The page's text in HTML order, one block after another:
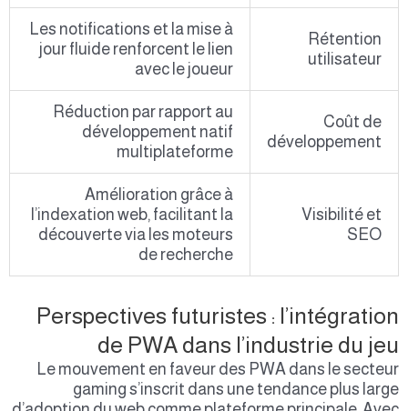
Rétention
utilisateur
Les notifications et la mise à
jour fluide renforcent le lien
avec le joueur
Coût de
développement
Réduction par rapport au
développement natif
multiplateforme
Visibilité et
SEO
Amélioration grâce à
l’indexation web, facilitant la
découverte via les moteurs
de recherche
Perspectives futuristes : l’intégration
de PWA dans l’industrie du jeu
Le mouvement en faveur des PWA dans le secteur
gaming s’inscrit dans une tendance plus large